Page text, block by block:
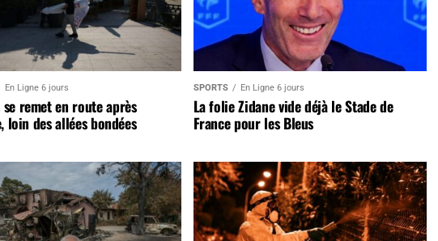
En Ligne 6 jours
remet en route après
loin des allées bondées
SPORTS En Ligne 6 jours
La folie Zidane vide déjà le Stade de
France pour les Bleus